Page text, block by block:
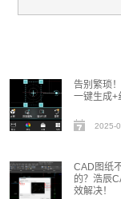
告别繁琐
一键生成+
2025-
CAD图纸
的？浩辰
效解决！